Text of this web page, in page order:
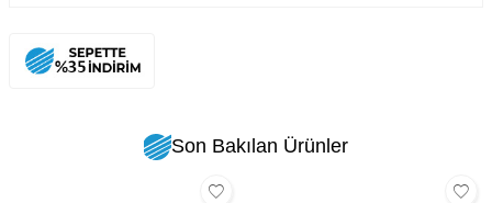
Son Bakılan Ürünler